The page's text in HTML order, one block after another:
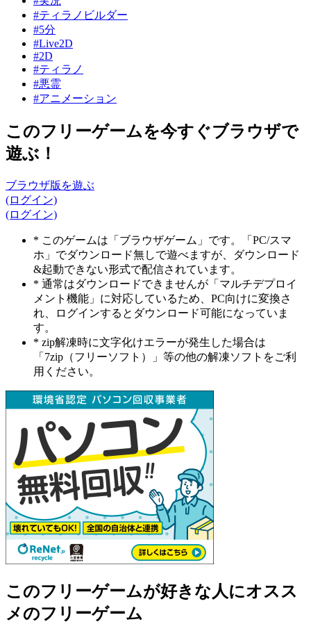
#ティラノビルダー
#5分
#Live2D
#2D
#ティラノ
#悪霊
#アニメーション
このフリーゲームを今すぐブラウザで
遊ぶ！
ブラウザ版を遊ぶ
(ログイン)
(ログイン)
* このゲームは「ブラウザゲーム」です。「PC/スマ
ホ」でダウンロード無しで遊べますが、ダウンロード
&起動できない形式で配信されています。
* 通常はダウンロードできませんが「マルチデプロイ
メント機能」に対応しているため、PC向けに変換さ
れ、ログインするとダウンロード可能になっていま
す。
* zip解凍時に文字化けエラーが発生した場合は
「7zip（フリーソフト）」等の他の解凍ソフトをご利
用ください。
このフリーゲームが好きな人にオスス
メのフリーゲーム